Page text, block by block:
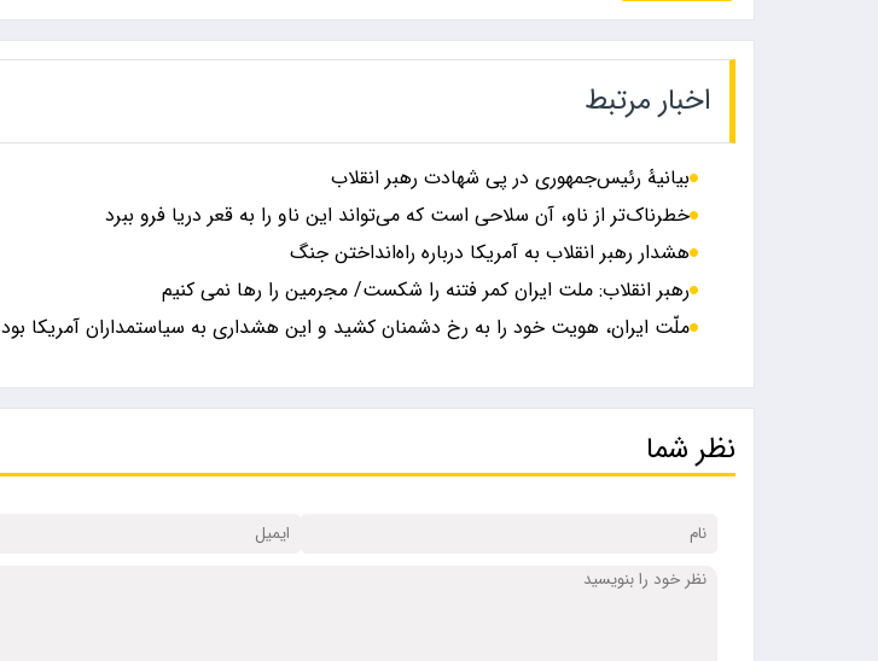
اخبار مرتبط
بیانیۀ رئیس‌جمهوری در پی شهادت رهبر انقلاب
خطرناک‌تر از ناو، آن سلاحی است که می‌تواند این ناو را به قعر دریا فرو ببرد
هشدار رهبر انقلاب به آمریکا درباره راه‌انداختن جنگ
رهبر انقلاب: ملت ایران کمر فتنه را شکست/ مجرمین را رها نمی کنیم
ملّت ایران، هویت خود را به رخ دشمنان کشید و این هشداری به سیاستمداران آمریکا بود
نظر شما